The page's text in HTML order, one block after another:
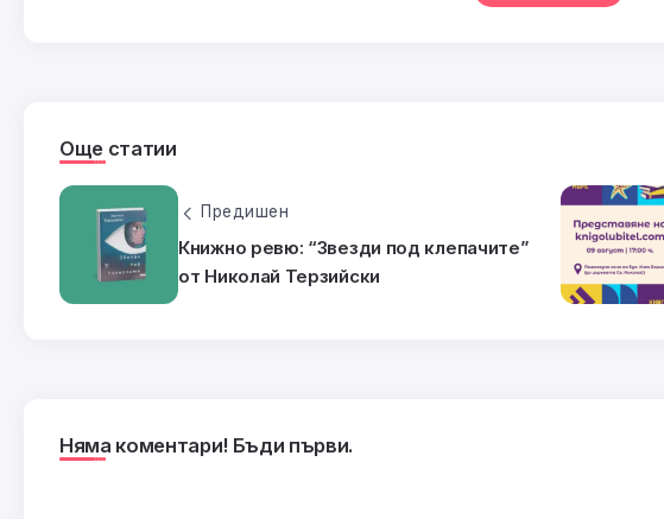
Още статии
Предишен
Книжно ревю: “Звезди под клепачите”
от Николай Терзийски
Няма коментари! Бъди първи.